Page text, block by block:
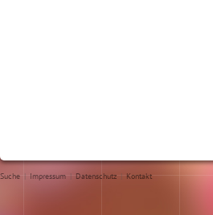
Suche | Impressum | Datenschutz | Kontakt